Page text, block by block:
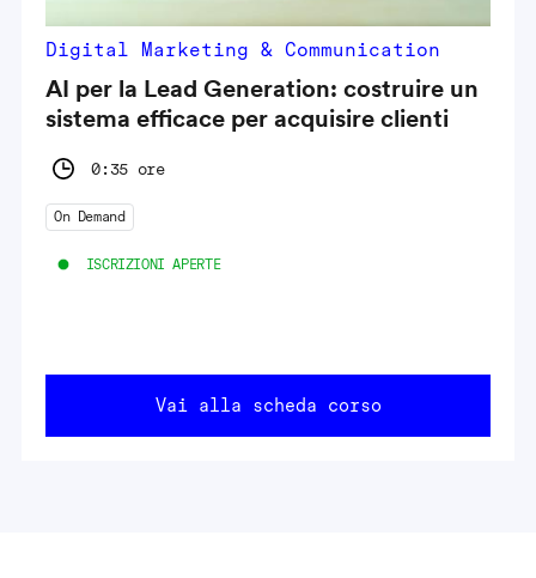
Digital Marketing & Communication
AI per la Lead Generation: costruire un
sistema efficace per acquisire clienti
0:35 ore
On Demand
ISCRIZIONI APERTE
Vai alla scheda corso